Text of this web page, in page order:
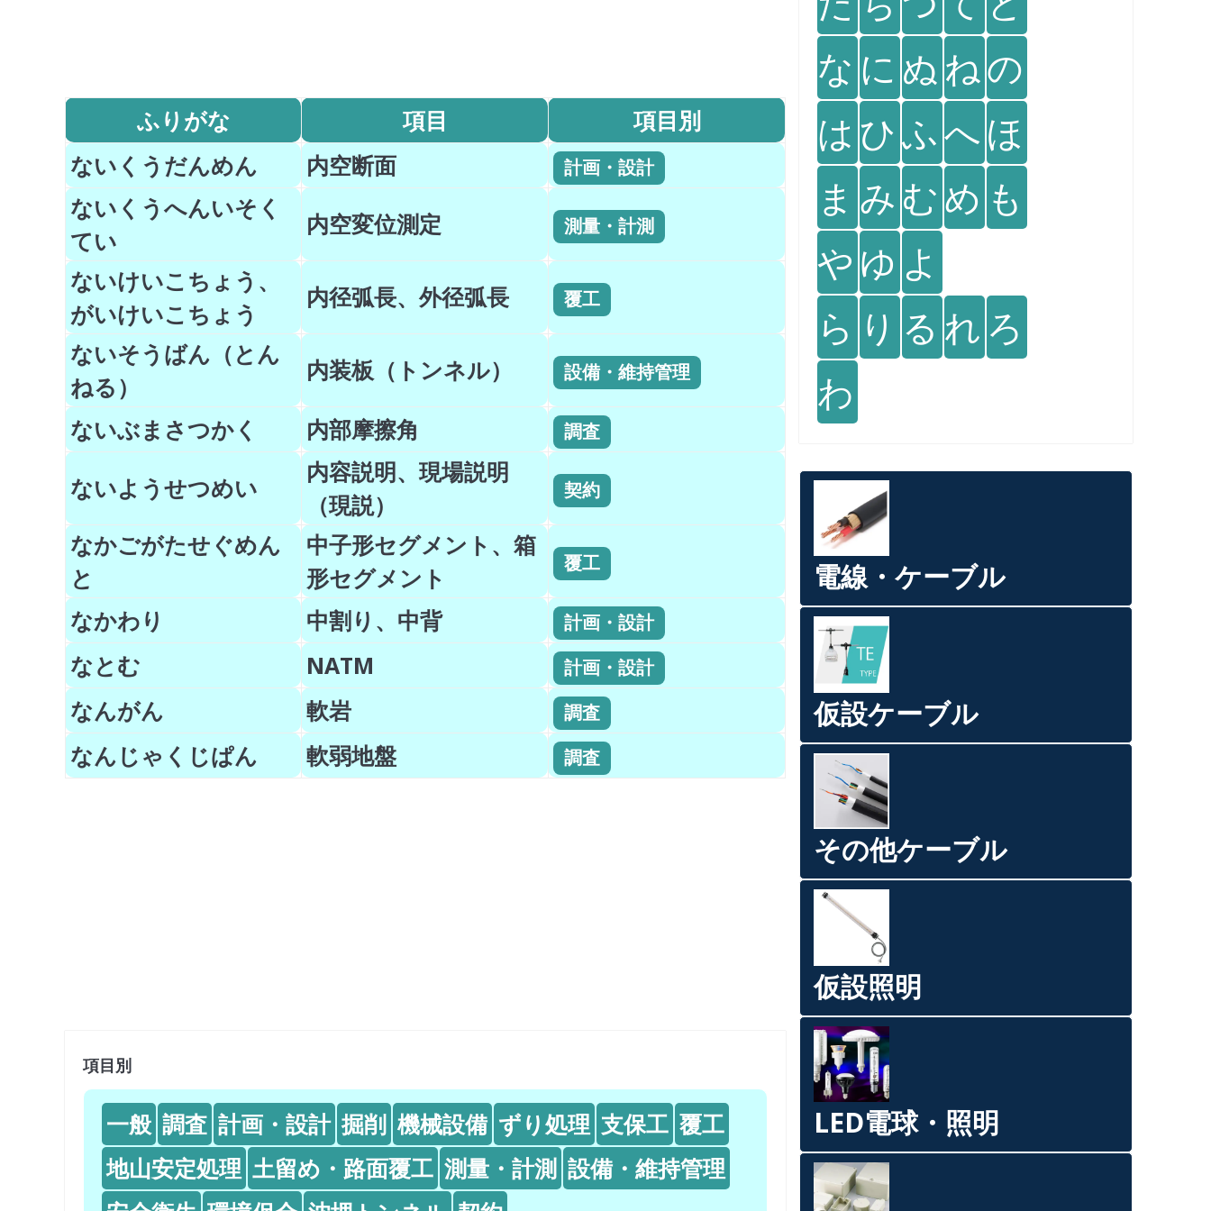
ふりがな 項目
項目別
ないくうだんめん
内空断面 計画・設計
ないくうへんいそく
てい
内空変位測定 測量・計測
ないけいこちょう、
がいけいこちょう
内径弧長、外径弧長 覆工
ないそうばん（とん
ねる）
内装板（トンネル） 設備・維持管理
ないぶまさつかく 内部摩擦角 調査
ないようせつめい
内容説明、現場説明
（現説）
契約
なかごがたせぐめん
と
中子形セグメント、箱
形セグメント
覆工
なかわり 中割り、中背 計画・設計
なとむ NATM 計画・設計
なんがん 軟岩 調査
なんじゃくじぱん 軟弱地盤 調査
項目別
一般 調査 計画・設計 掘削 機械設備 ずり処理 支保工 覆工
地山安定処理 土留め・路面覆工 測量・計測 設備・維持管理
な に ぬ ねの
は ひふへほ
ま み むめ も
や ゆ よ
ら り る れ ろ
わ
電線・ケーブル
仮設ケーブル
その他ケーブル
仮設照明
LED電球・照明